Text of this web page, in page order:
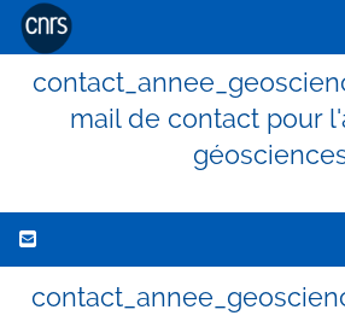
mail de contact pour